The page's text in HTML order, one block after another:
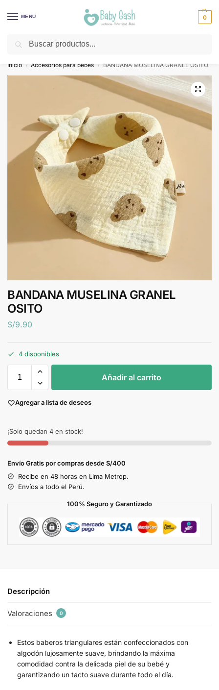
MENU 0
¡Descuentos todos los días! ⚡ Baby Gash
Inicio / Accesorios para bebes / BANDANA MUSELINA GRANEL OSITO
BANDANA MUSELINA GRANEL
OSITO
S/9.90
4 disponibles
Añadir al carrito
Agregar a lista de deseos
¡Solo quedan 4 en stock!
Envío Gratis por compras desde S/400
Recibe en 48 horas en Lima Metrop.
Envíos a todo el Perú.
100% Seguro y Garantizado
Descripción
Valoraciones 0
Estos baberos triangulares están confeccionados con
algodón lujosamente suave, brindando la máxima
comodidad contra la delicada piel de su bebé y
garantizando un tacto suave durante todo el día.